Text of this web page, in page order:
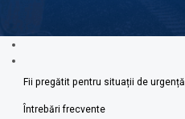
Fii pregătit pentru situații de urgență
Întrebări frecvente